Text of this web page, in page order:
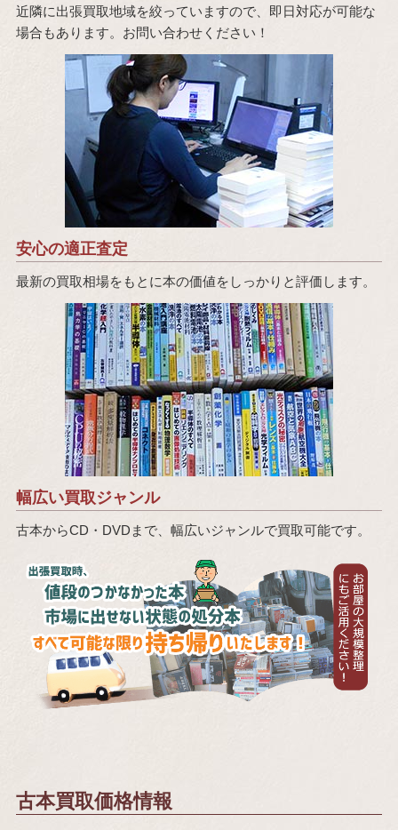
近隣に出張買取地域を絞っていますので、即日対応が可能な
場合もあります。お問い合わせください！
安心の適正査定
最新の買取相場をもとに本の価値をしっかりと評価します。
幅広い買取ジャンル
古本からCD・DVDまで、幅広いジャンルで買取可能です。
古本買取価格情報